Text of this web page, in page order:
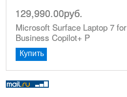
129,990.00руб.
Microsoft Surface Laptop 7 for
Business Copilot+ P
Купить